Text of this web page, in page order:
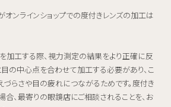
オンラインショップでの度付きレンズの加工は
加工する際、視力測定の結果をより正確に反
目の中心点を合わせて加工する必要があり、こ
づらさや目の疲れにつながるためです。度付き
合、最寄りの眼鏡店にご相談されることを、お